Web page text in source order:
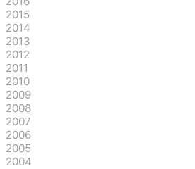
2015
2014
2013
2012
2011
2010
2009
2008
2007
2006
2005
2004